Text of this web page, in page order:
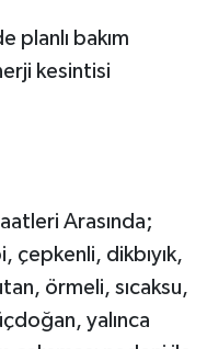
planlı bakım
kesintisi
Arasında;
dikbıyık,
örmeli, sıcaksu,
yalınca